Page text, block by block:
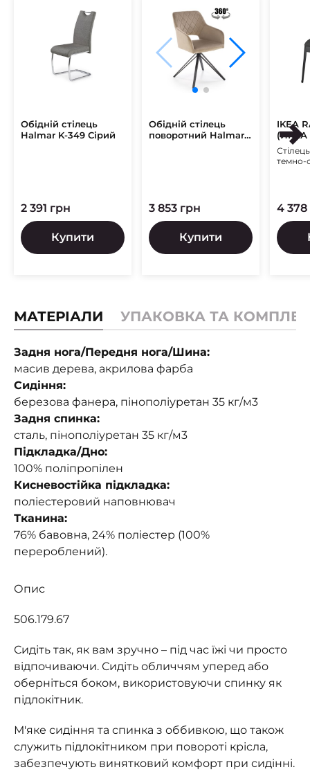
Обідній стілець
Halmar K-349 Сірий
2 391 грн
Купити
Обідній стілець
поворотний Halmar
3 853 грн
Купити
IKEA
темно-
4 378
МАТЕРІАЛИ УПАКОВКА ТА
Задня нога/Передня нога/Шина:
масив дерева, акрилова фарба
Сидіння:
березова фанера, пінополіуретан 35 кг/м3
Задня спинка:
сталь, пінополіуретан 35 кг/м3
Підкладка/Дно:
100% поліпропілен
Кисневостійка підкладка:
поліестеровий наповнювач
Тканина:
76% бавовна, 24% поліестер (100%
перероблений).
Опис
506.179.67
Сидіть так, як вам зручно – під час їжі чи просто
відпочиваючи. Сидіть обличчям уперед або
оберніться боком, використовуючи спинку як
підлокітник.
М'яке сидіння та спинка з оббивкою, що також
служить підлокітником при повороті крісла,
забезпечують винятковий комфорт при сидінні.